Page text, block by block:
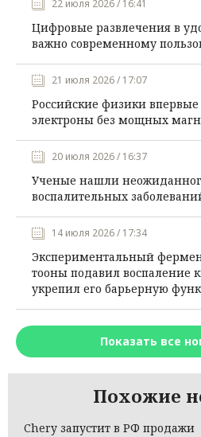
22 июля 2026 / 16:41
Цифровые развлечения в
важно современному
21 июля 2026 / 17:07
Российские физики
электроны без мощных
20 июля 2026 / 16:37
Ученые нашли
воспалительных
14 июля 2026 / 17:34
Экспериментальный
тооны подавил воспаление
укрепил его барьерную
Показать все
Похожие
Chery запустит в РФ продажи